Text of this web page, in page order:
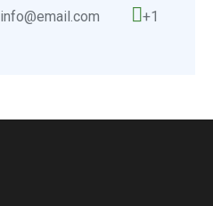
info@email.com
+1